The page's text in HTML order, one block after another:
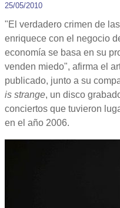
25/05/2010
"El verdadero crimen de
enriquece con el negocio
economía se basa en su
venden miedo", afirma el
publicado, junto a su
is strange, un disco
conciertos que tuvieron
en el año 2006.